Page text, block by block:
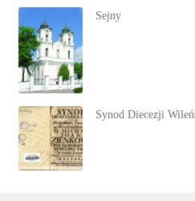
Sejny
Synod Diecezji